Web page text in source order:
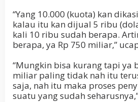
“Yang 10.000 (kuota) kan
kalau itu kan dijual 5 ribu
kali 10 ribu sudah berapa.
berapa, ya Rp 750 miliar,”
“Mungkin bisa kurang tapi ya
miliar paling tidak nah itu
saja, nah itu maka proses
suatu yang sudah